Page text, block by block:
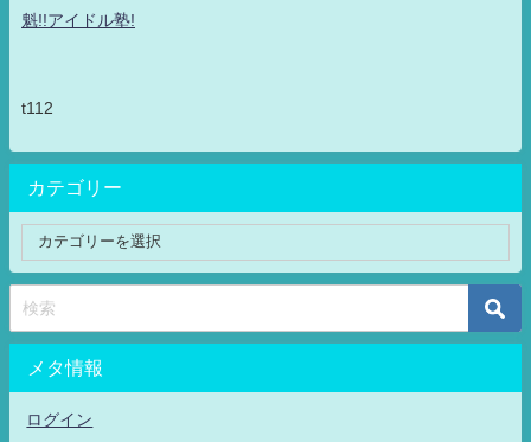
魁!!アイドル塾!
t112
カテゴリー
メタ情報
ログイン